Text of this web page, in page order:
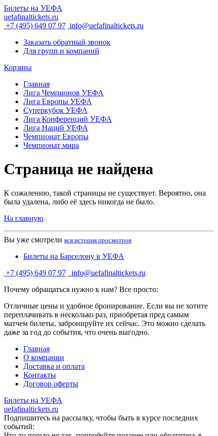
Билеты на УЕФА
uefafinaltickets.ru
+7 (495) 649 07 97 info@uefafinaltickets.ru
Заказать обратный звонок
Для групп и компаний
Корзина
Главная
Лига Чемпионов УЕФА
Лига Европы УЕФА
Суперкубок УЕФА
Лига Конференций УЕФА
Лига Наций УЕФА
Чемпионат Европы
Чемпионат мира
Страница не найдена
К сожалению, такой страницы не существует. Вероятно, она
была удалена, либо её здесь никогда не было.
На главную
Вы уже смотрели вся история просмотров
Билеты на Барселону в УЕФА
+7 (495) 649 07 97
info@uefafinaltickets.ru
Почему обращаться нужно к нам? Все просто:
Отличные цены и удобное бронирование. Если вы не хотите
переплачивать в несколько раз, приобретая пред самым
матчем билеты, забронируйте их сейчас. Это можно сделать
даже за год до события, что очень выгодно.
Главная
О компании
Доставка и оплата
Контакты
Договор оферты
Билеты на УЕФА
uefafinaltickets.ru
Подпишитесь на рассылку, чтобы быть в курсе последних
событий: